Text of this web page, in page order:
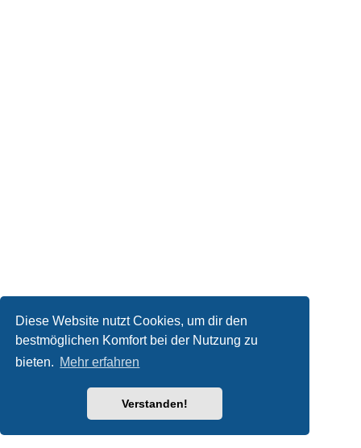
Diese Website nutzt Cookies, um dir den
bestmöglichen Komfort bei der Nutzung zu
bieten. Mehr erfahren
Verstanden!